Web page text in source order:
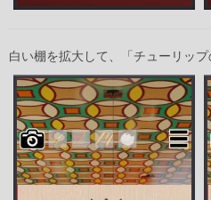
白い棚を拡大して、「チューリップ